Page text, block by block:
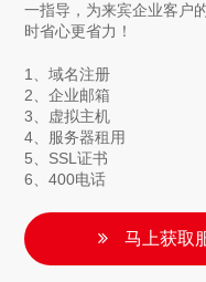
一指导，为来宾企业客户
时省心更省力！
1、域名注册
2、企业邮箱
3、虚拟主机
4、服务器租用
5、SSL证书
6、400电话
马上获取